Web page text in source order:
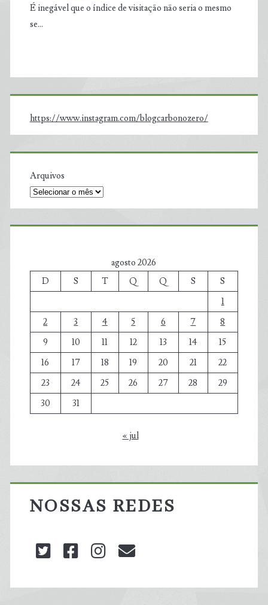
É inegável que o índice de visitação não seria o mesmo
se…
https://www.instagram.com/blogcarbonozero/
Arquivos
agosto 2026
D
S T Q Q S
S
1
2
3 4 5 6 7
8
9
10 11 12 13 14
15
16
17 18 19 20 21
22
23
24 25 26 27 28
29
30
31
« jul
NOSSAS REDES
twitterfacebookinstagram